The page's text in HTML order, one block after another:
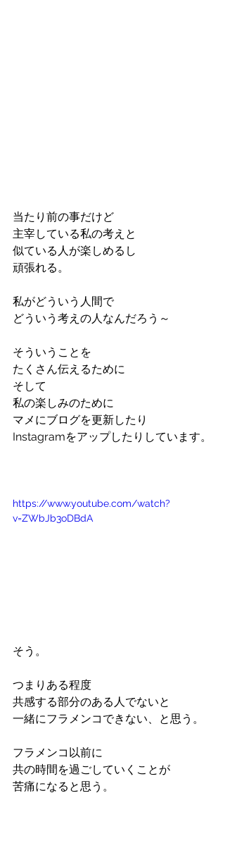
当たり前の事だけど
主宰している私の考えと
似ている人が楽しめるし
頑張れる。
私がどういう人間で
どういう考えの人なんだろう～
そういうことを
たくさん伝えるために
そして
私の楽しみのために
マメにブログを更新したり
Instagramをアップしたりしています。
https://www.youtube.com/watch?
v=ZWbJb3oDBdA
そう。
つまりある程度
共感する部分のある人でないと
一緒にフラメンコできない、と思う。
フラメンコ以前に
共の時間を過ごしていくことが
苦痛になると思う。